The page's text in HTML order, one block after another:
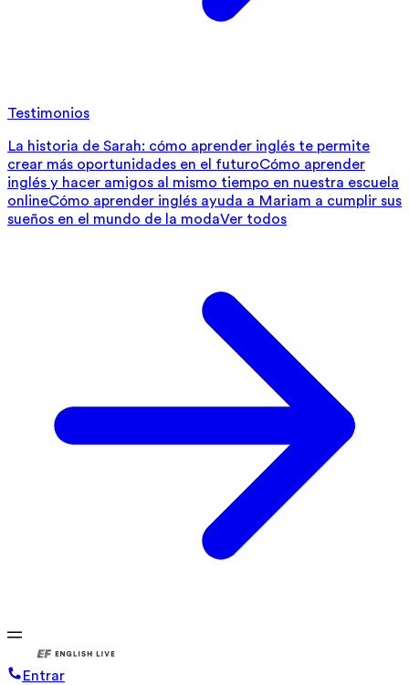
Testimonios
La historia de Sarah: cómo aprender inglés te permite
crear más oportunidades en el futuroCómo aprender
inglés y hacer amigos al mismo tiempo en nuestra escuela
onlineCómo aprender inglés ayuda a Mariam a cumplir sus
sueños en el mundo de la modaVer todos
Entrar